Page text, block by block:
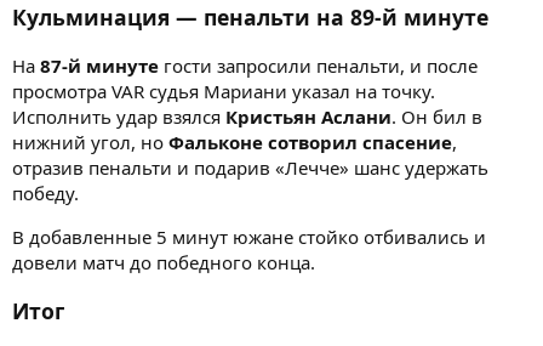
Кульминация — пенальти на 89-й минуте
На 87-й минуте гости запросили пенальти, и после
просмотра VAR судья Мариани указал на точку.
Исполнить удар взялся Кристьян Аслани. Он бил в
нижний угол, но Фальконе сотворил спасение,
отразив пенальти и подарив «Лечче» шанс удержать
победу.
В добавленные 5 минут южане стойко отбивались и
довели матч до победного конца.
Итог